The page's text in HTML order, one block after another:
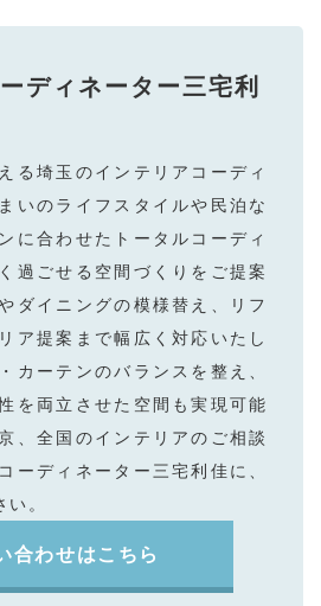
ディネーター三宅利
る埼⽟のインテリアコーディ
いのライフスタイルや⺠泊な
に合わせたトータルコーディ
過ごせる空間づくりをご提案
ダイニングの模様替え、リフ
ア提案まで幅広く対応いたし
カーテンのバランスを整え、
を両⽴させた空間も実現可能
、全国のインテリアのご相談
ーディネーター三宅利佳に、
。
合わせはこちら